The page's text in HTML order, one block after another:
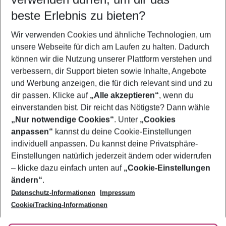
5-8 Nächte
2 Erwachsene Keine Kinder
Mehr Filter anzeigen
Footer
Footer navigation
Über uns
AGB
Bestpreisgarantie
Cookie-Einstellungen ändern
Cookie-Richtlinie
Agenturbetreuung
Barrierefreies Reisen
Folge uns
beste Erlebnis zu bieten?
Wir verwenden Cookies und ähnliche Technologien, um
unsere Webseite für dich am Laufen zu halten. Dadurch
können wir die Nutzung unserer Plattform verstehen und
verbessern, dir Support bieten sowie Inhalte, Angebote
und Werbung anzeigen, die für dich relevant sind und zu
dir passen. Klicke auf „Alle akzeptieren“, wenn du
einverstanden bist. Dir reicht das Nötigste? Dann wähle
„Nur notwendige Cookies“. Unter „Cookies
anpassen“ kannst du deine Cookie-Einstellungen
individuell anpassen. Du kannst deine Privatsphäre-
Einstellungen natürlich jederzeit ändern oder widerrufen
– klicke dazu einfach unten auf „Cookie-Einstellungen
ändern“.
Datenschutz-Informationen
Impressum
Cookie/Tracking-Informationen